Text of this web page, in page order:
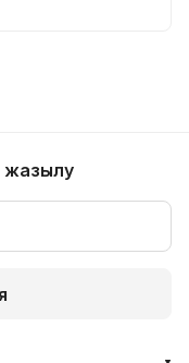
жазылу